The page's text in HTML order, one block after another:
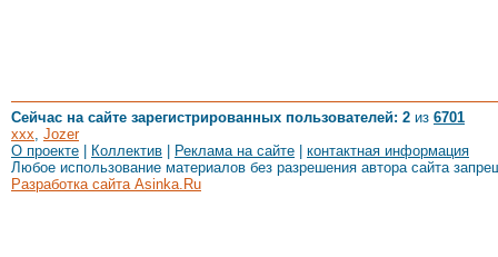
Сейчас на сайте зарегистрированных пользователей: 2 из 6701
xxx, Jozer
О проекте
Коллектив Реклама на сайте
контактная информация
Любое использование материалов без разрешения автора сайта
Разработка сайта Asinka.Ru